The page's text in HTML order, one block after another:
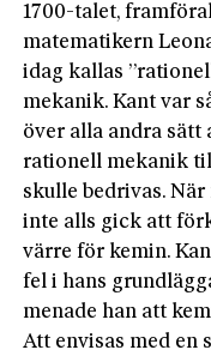
1700-talet,
matematikern
idag kallas
mekanik. Kant var
över alla andra sätt
rationell mekanik
skulle bedrivas.
inte alls gick att
värre för kemin.
fel i hans
menade han att
Att envisas med en